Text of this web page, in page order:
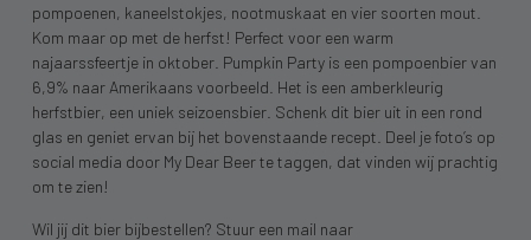
pompoenen, kaneelstokjes, nootmuskaat en vier soorten mout.
Kom maar op met de herfst! Perfect voor een warm
najaarssfeertje in oktober. Pumpkin Partyis een pompoenbier van
6,9% naar Amerikaans voorbeeld. Het is een amberkleurig
herfstbier, een uniek seizoensbier. Schenk dit bier uit in een rond
glas en geniet ervan bij het bovenstaande recept. Deel je foto’s op
social media door My Dear Beer te taggen, dat vinden wij prachtig
om te zien!
Wil jij dit bier bijbestellen? Stuur een mail naar